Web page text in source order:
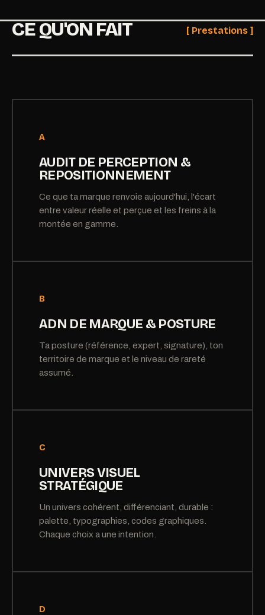
CE QU'ON FAIT [ Prestations ]
A
AUDIT DE PERCEPTION &
REPOSITIONNEMENT
Ce que ta marque renvoie aujourd'hui, l'écart
entre valeur réelle et perçue et les freins à la
montée en gamme.
B
ADN DE MARQUE & POSTURE
Ta posture (référence, expert, signature), ton
territoire de marque et le niveau de rareté
assumé.
C
UNIVERS VISUEL
STRATÉGIQUE
Un univers cohérent, différenciant, durable :
palette, typographies, codes graphiques.
Chaque choix a une intention.
D